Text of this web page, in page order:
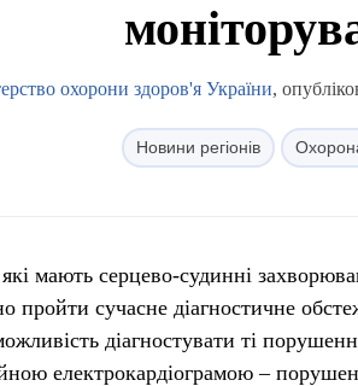
охорони здоров'я України,
Новини регіонів
мають серцево-судинні
пройти сучасне діагностичне
діагностувати ті
електрокардіограмою –